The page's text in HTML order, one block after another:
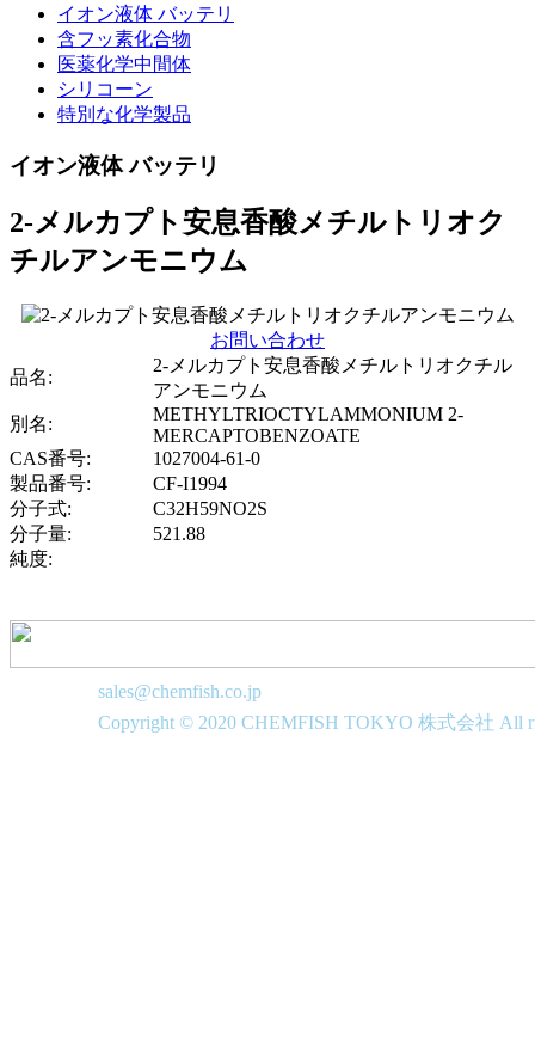
イオン液体 バッテリ
含フッ素化合物
医薬化学中間体
シリコーン
特別な化学製品
イオン液体 バッテリ
2-メルカプト安息香酸メチルトリオク
チルアンモニウム
お問い合わせ
品名:
2-メルカプト安息香酸メチルトリオクチル
アンモニウム
別名:
METHYLTRIOCTYLAMMONIUM 2-
MERCAPTOBENZOATE
CAS番号:
1027004-61-0
製品番号:
CF-I1994
分子式:
C32H59NO2S
分子量:
521.88
純度:
sales@chemfish.co.jp
Copyright © 2020 CHEMFISH TOKYO 株式会社 All